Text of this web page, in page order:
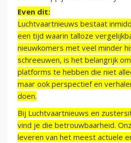
Even dit:
Luchtvaartnieuws bestaat
een tijd waarin talloze
nieuwkomers met veel minder
schreeuwen, is het belangrijk
platforms te hebben die niet
maar ook perspectief en
doen.
Bij Luchtvaartnieuws en
vind je die betrouwbaarheid.
leveren van het meest actuele